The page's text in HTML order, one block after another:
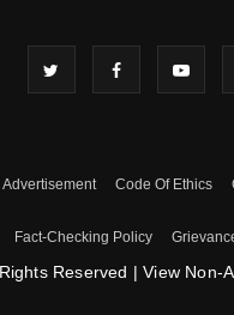
Advertisement Code Of Ethics
Fact-Checking Policy
Reserved | View Non-